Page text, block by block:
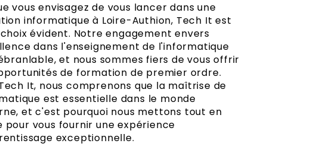
vous envisagez de vous lancer dans une
informatique à Loire-Authion, Tech It est
évident. Notre engagement envers
dans l'enseignement de l'informatique
et nous sommes fiers de vous offrir
de formation de premier ordre.
It, nous comprenons que la maîtrise de
est essentielle dans le monde
et c'est pourquoi nous mettons tout en
vous fournir une expérience
exceptionnelle.